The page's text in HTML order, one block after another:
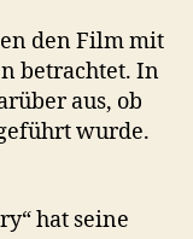
den Film mit
betrachtet. In
aus, ob
wurde.
hat seine